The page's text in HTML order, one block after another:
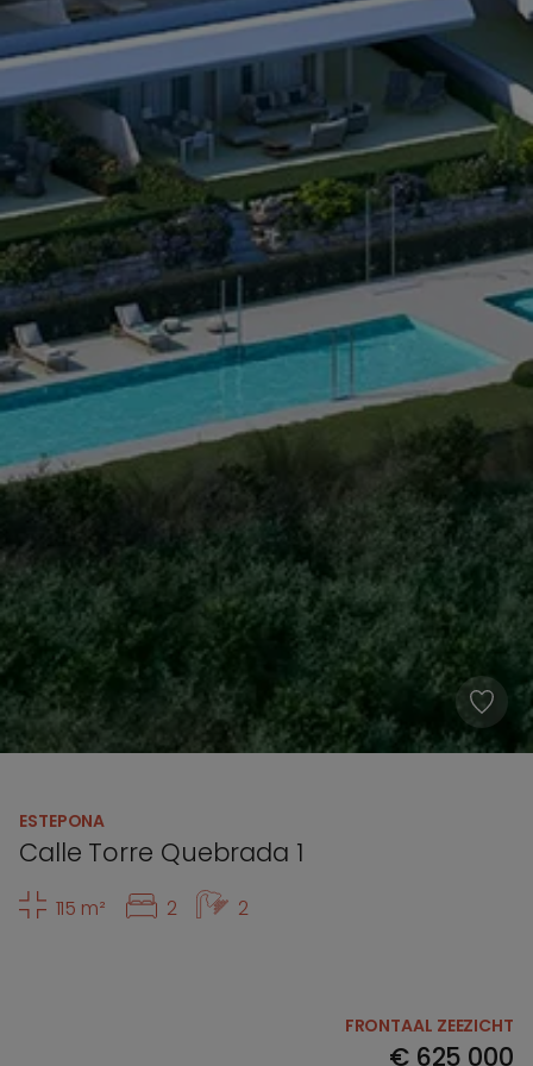
ESTEPONA
Calle Torre Quebrada 1
115 m² 2 2
FRONTAAL ZEEZICHT
€625 000